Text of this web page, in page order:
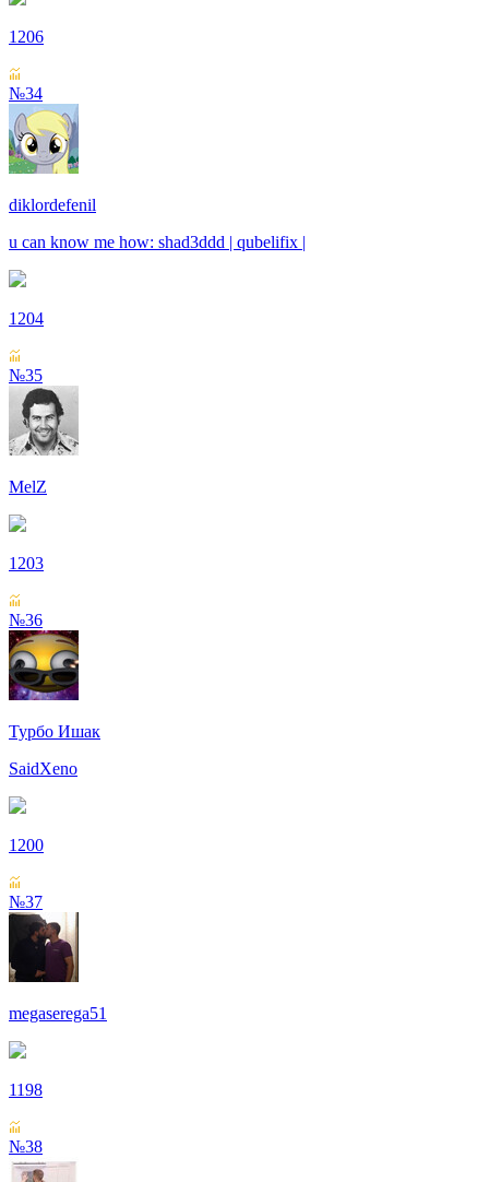
1206
№34
diklordefenil
u can know me how: shad3ddd | qubelifix |
1204
№35
MelZ
1203
№36
Турбо Ишак
SaidXeno
1200
№37
megaserega51
1198
№38